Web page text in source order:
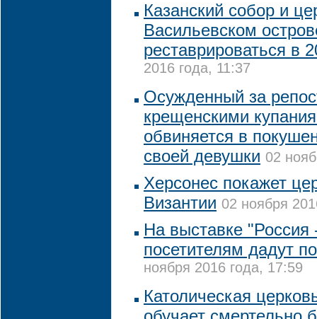
Казанский собор и
Васильевском
реставрироваться в
2016 года, 11:37
Осужденный за
крещенскими
обвиняется в
своей девушки 02
Херсонес покажет
Византии 02 ноября
На выставке "Россия
посетителям дадут
ноября 2016 года, 17:59
Католическая